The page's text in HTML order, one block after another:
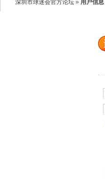
深圳市球迷会官方论坛 » 用户信息